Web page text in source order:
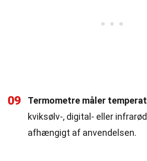
09 Termometre måler
kviksølv-, digital- eller
afhængigt af anvendelsen.